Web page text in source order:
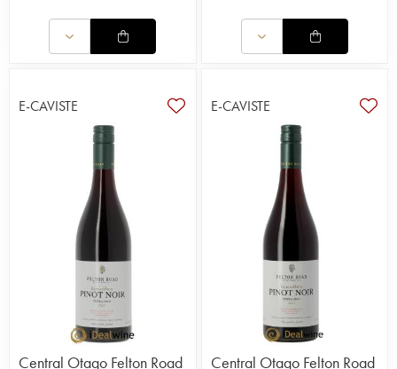
E-CAVISTE
Central Otago Felton Road
E-CAVISTE
Central Otago Felton Road